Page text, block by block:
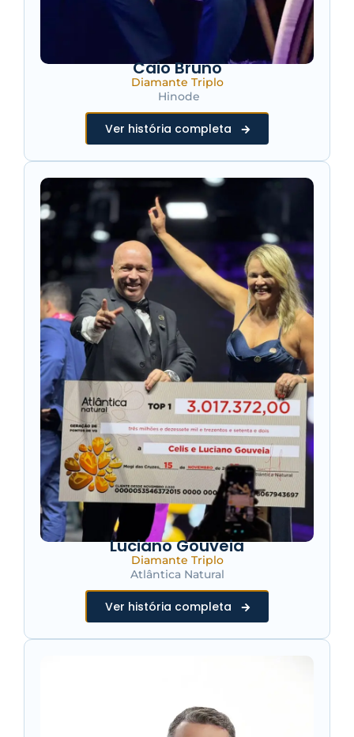
Caio Bruno
Diamante Triplo
Hinode
Ver história completa
Luciano Gouveia
Diamante Triplo
Atlântica Natural
Ver história completa